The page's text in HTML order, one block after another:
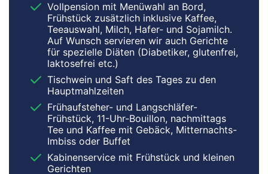
Vollpension mit Menüwahl an Bord,
Frühstück zusätzlich inklusive Kaffee,
Teeauswahl, Milch, Hafer- und Sojamilch.
Auf Wunsch servieren wir auch Gerichte
für spezielle Diäten (Diabetiker, glutenfrei,
laktosefrei etc.)
Tischwein und Saft des Tages zu den
Hauptmahlzeiten
Frühaufsteher- und Langschläfer-
Frühstück, 11-Uhr-Bouillon, nachmittags
Tee und Kaffee mit Gebäck, Mitternachts-
Imbiss oder Buffet
Kabinenservice mit Frühstück und kleinen
Gerichten